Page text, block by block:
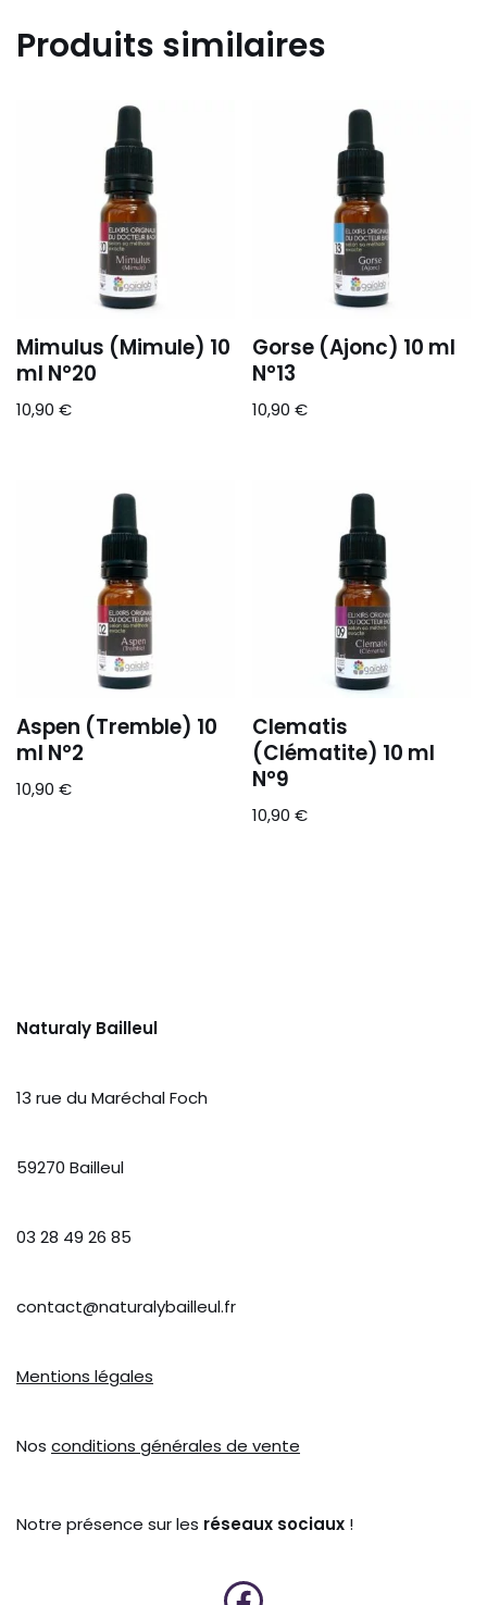
Produits similaires
Mimulus (Mimule) 10
ml N°20
10,90 €
Gorse (Ajonc) 10 ml
N°13
10,90€
Aspen (Tremble) 10
ml N°2
10,90 €
Clematis
(Clématite) 10 ml
N°9
10,90€
Naturaly Bailleul
13 rue du Maréchal Foch
59270 Bailleul
03 28 49 26 85
contact@naturalybailleul.fr
Mentions légales
Nos conditions générales de vente
Notre présence sur les réseaux sociaux !